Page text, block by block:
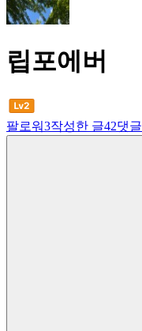
립포에버
팔로워3작성한 글42댓글